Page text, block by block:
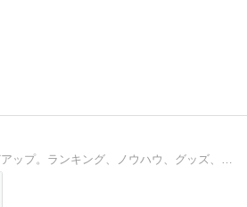
カラオケ関連情報などアップ。ランキング、ノウハウ、グッズ、ブログなどをつづっています。